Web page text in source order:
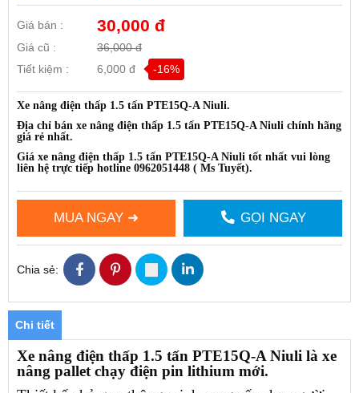
Giá bán : 30,000 đ
Giá cũ :
36,000 đ
Tiết kiệm :
6,000 đ -16%
Xe nâng điện thấp 1.5 tấn PTE15Q-A Niuli.
Địa chỉ bán xe nâng điện thấp 1.5 tấn PTE15Q-A Niuli chính hãng
giá rẻ nhất.
Giá xe nâng điện thấp 1.5 tấn PTE15Q-A Niuli tốt nhất vui lòng
liên hệ trực tiếp hotline 0962051448 ( Ms Tuyết).
MUA NGAY ➜ GỌI NGAY
Chia sẻ:
Chi tiết
Xe nâng điện thấp 1.5 tấn PTE15Q-A Niuli là xe
nâng pallet chạy điện pin lithium mới.